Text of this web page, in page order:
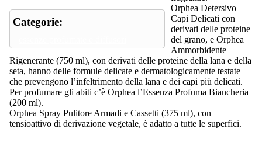
Categorie:
Orphea Detersivo
Capi Delicati con
derivati delle proteine
del grano, e Orphea
Ammorbidente
Rigenerante (750 ml), con derivati delle proteine della lana e della
seta, hanno delle formule delicate e dermatologicamente testate
che prevengono l’infeltrimento della lana e dei capi più delicati.
Per profumare gli abiti c’è Orphea l’Essenza Profuma Biancheria
(200 ml).
Orphea Spray Pulitore Armadi e Cassetti (375 ml), con
tensioattivo di derivazione vegetale, è adatto a tutte le superfici.